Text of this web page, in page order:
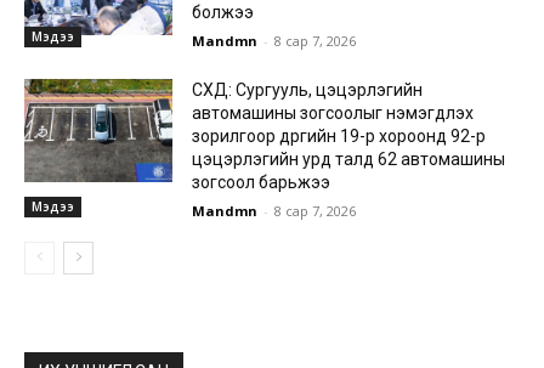
Мэдээ
болжээ
Mandmn - 8 сар 7, 2026
Мэдээ
СХД: Сургууль, цэцэрлэгийн
автомашины зогсоолыг нэмэгдүүлэх
зорилгоор дүүргийн 19-р хороонд 92-р
цэцэрлэгийн урд талд 62 автомашины
зогсоол барьжээ
Mandmn - 8 сар 7, 2026